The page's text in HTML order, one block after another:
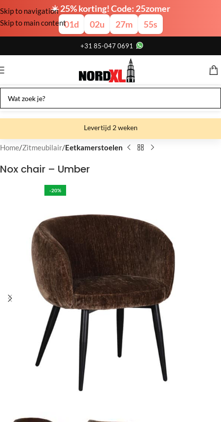
☀️ 25% korting! Code: 25zomer
01d 02u 27m 55s
Skip to navigation
Skip to main content
+31 85-047 0691
Levertijd 2 weken
Gratis verzending
Home Zitmeubilair Eetkamerstoelen
Nox chair – Umber
-20%